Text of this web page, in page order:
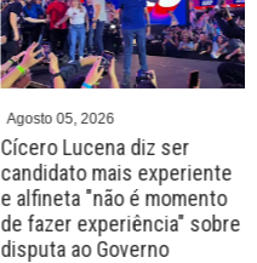
Agosto 05, 2026
Cícero Lucena diz ser
candidato mais experiente
e alfineta "não é momento
de fazer experiência" sobre
disputa ao Governo
e
v
x
t